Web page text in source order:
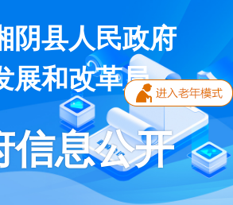
阴县人民政府
展和改革局
信息公开